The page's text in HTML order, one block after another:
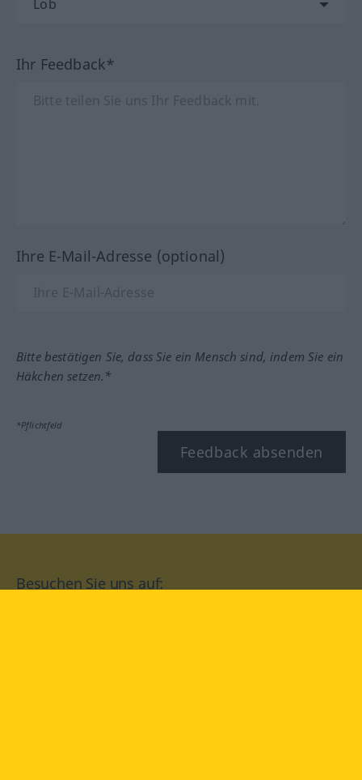
Ihr Feedback*
Ihre E-Mail-Adresse (optional)
Bitte bestätigen Sie, dass Sie ein Mensch sind, indem Sie ein
Häkchen setzen.*
*Pflichtfeld
Feedback absenden
Besuchen Sie uns auf: